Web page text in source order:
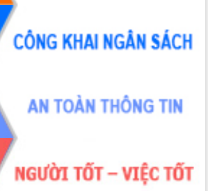
Nam đột
phá trong
Lắk
đổi số
dựng hạ
Tân
nhân Kỷ
Cách